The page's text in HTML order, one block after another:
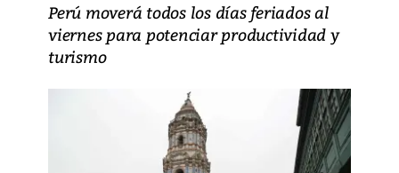
Perú moverá todos los días feriados al
viernes para potenciar productividad y
turismo